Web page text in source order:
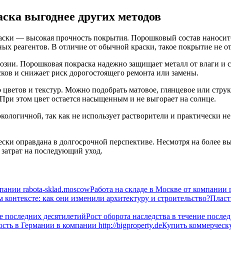
выгоднее других методов
— высокая прочность покрытия. Порошковый состав
реагентов. В отличие от обычной краски, такое покрытие не
Порошковая покраска надежно защищает металл от влаги и
и снижает риск дорогостоящего ремонта или замены.
и текстур. Можно подобрать матовое, глянцевое или
этом цвет остается насыщенным и не выгорает на солнце.
так как не использует растворители и
оправдана в долгосрочной перспективе. Несмотря на более
на последующий уход.
Работа на складе в Москве от компании
Рост оборота наследства в течение
Купить